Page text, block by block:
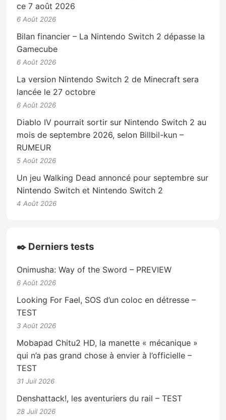
ce 7 août 2026
6 Août 2026
Bilan financier – La Nintendo Switch 2 dépasse la
Gamecube
6 Août 2026
La version Nintendo Switch 2 de Minecraft sera
lancée le 27 octobre
6 Août 2026
Diablo IV pourrait sortir sur Nintendo Switch 2 au
mois de septembre 2026, selon Billbil-kun –
RUMEUR
5 Août 2026
Un jeu Walking Dead annoncé pour septembre sur
Nintendo Switch et Nintendo Switch 2
4 Août 2026
✒️ Derniers tests
Onimusha: Way of the Sword – PREVIEW
6 Août 2026
Looking For Fael, SOS d’un coloc en détresse –
TEST
3 Août 2026
Mobapad Chitu2 HD, la manette « mécanique »
qui n’a pas grand chose à envier à l’officielle –
TEST
31 Juil 2026
Denshattack!, les aventuriers du rail – TEST
28 Juil 2026